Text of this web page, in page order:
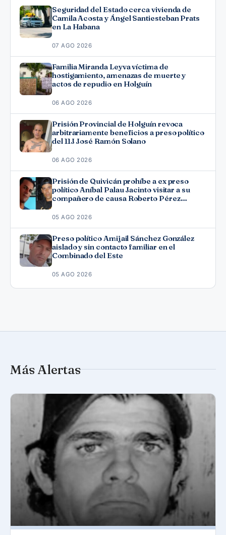
Seguridad del Estado cerca vivienda de
Camila Acosta y Ángel Santiesteban Prats
en La Habana
07 AGO 2026
Familia Miranda Leyva víctima de
hostigamiento, amenazas de muerte y
actos de repudio en Holguín
06 AGO 2026
Prisión Provincial de Holguín revoca
arbitrariamente beneficios a preso político
del 11J José Ramón Solano
06 AGO 2026
Prisión de Quivicán prohíbe a ex preso
político Aníbal Palau Jacinto visitar a su
compañero de causa Roberto Pérez
05 AGO 2026
Preso político Amijail Sánchez González
aislado y sin contacto familiar en el
Combinado del Este
05 AGO 2026
Más Alertas